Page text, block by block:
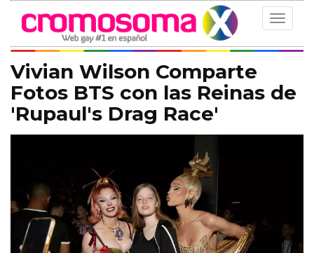
Toggle
Vivian Wilson Comparte
Fotos BTS con las Reinas de
'Rupaul's Drag Race'